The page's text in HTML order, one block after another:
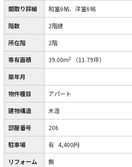
間取り詳細 和室6帖、洋室6帖
階数 2階建
所在階 2階
専有面積 39.00m2 （11.79坪）
築年月
物件種目 アパート
建物構造 木造
部屋番号 206
駐車場 有 4,400円
リフォーム 無